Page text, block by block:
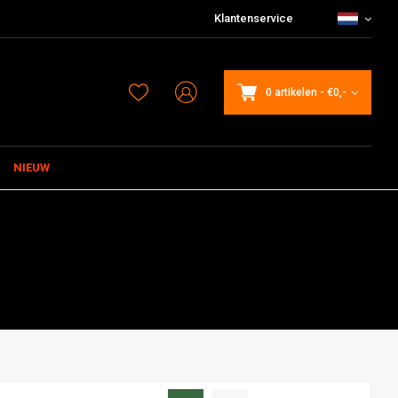
Klantenservice
0 artikelen - €0,-
NIEUW